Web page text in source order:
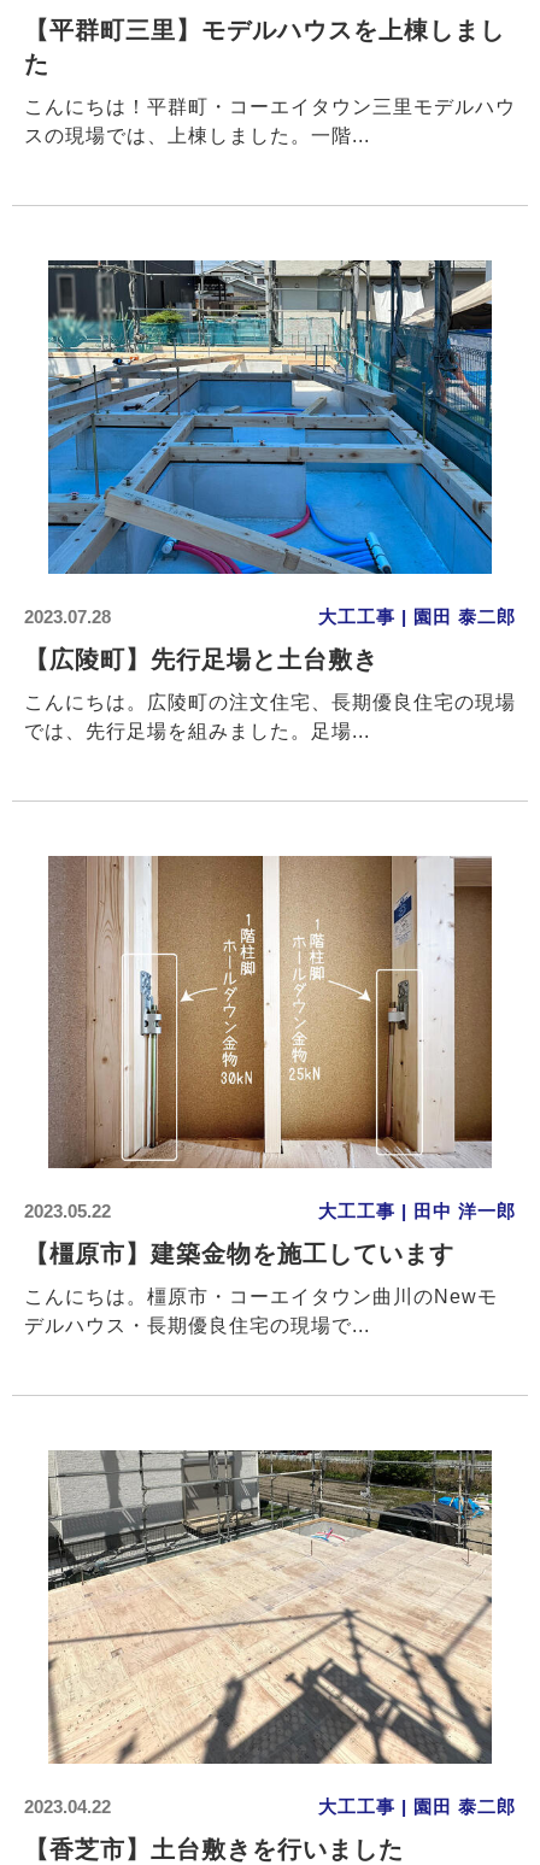
【平群町三里】モデルハウスを上棟しまし
た
こんにちは！平群町・コーエイタウン三里モデルハウ
スの現場では、上棟しました。一階...
2023.07.28 大工工事 | 園田 泰二郎
【広陵町】先行足場と土台敷き
こんにちは。広陵町の注文住宅、長期優良住宅の現場
では、先行足場を組みました。足場...
2023.05.22 大工工事 | 田中 洋一郎
【橿原市】建築金物を施工しています
こんにちは。橿原市・コーエイタウン曲川のNewモ
デルハウス・長期優良住宅の現場で...
2023.04.22 大工工事 | 園田 泰二郎
【香芝市】土台敷きを行いました